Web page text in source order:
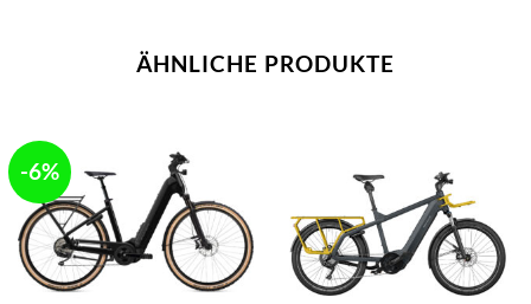
ÄHNLICHE PRODUKTE
-6%